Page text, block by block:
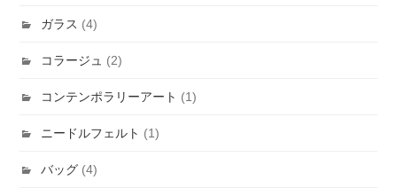
ガラス (4)
コラージュ (2)
コンテンポラリーアート (1)
ニードルフェルト (1)
バッグ (4)